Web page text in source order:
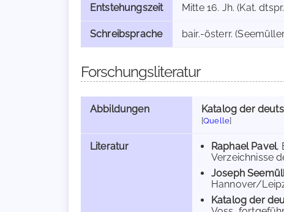
Entstehungszeit Mitte 16. Jh. (Kat.
Schreibsprache bair.-österr.
Forschungsliteratur
Abbildungen Katalog der
[Quelle]
Literatur Raphael Pavel,
Verzeichnisse
Joseph
Hannover/
Katalog der